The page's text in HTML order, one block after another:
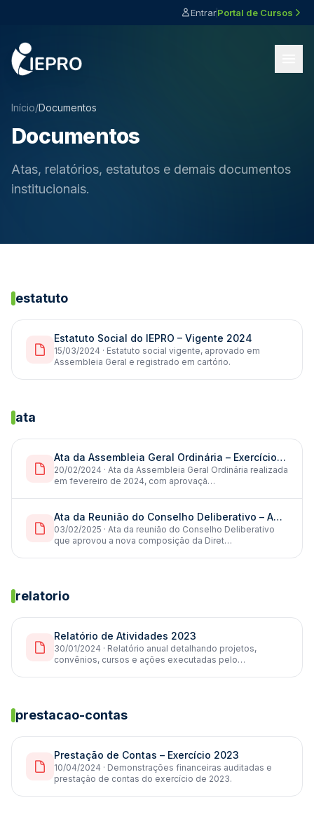
EntrarPortal de Cursos
Início/Documentos
Documentos
Atas, relatórios, estatutos e demais documentos
institucionais.
estatuto
Estatuto Social do IEPRO – Vigente 2024
15/03/2024 · Estatuto social vigente, aprovado em
Assembleia Geral e registrado em cartório.
ata
Ata da Assembleia Geral Ordinária – Exercício 2024
20/02/2024 · Ata da Assembleia Geral Ordinária realizada
em fevereiro de 2024, com aprovaçã…
Ata da Reunião do Conselho Deliberativo – Aprovação Nova Diretoria 2025–2027
03/02/2025 · Ata da reunião do Conselho Deliberativo
que aprovou a nova composição da Diret…
relatorio
Relatório de Atividades 2023
30/01/2024 · Relatório anual detalhando projetos,
convênios, cursos e ações executadas pelo…
prestacao-contas
Prestação de Contas – Exercício 2023
10/04/2024 · Demonstrações financeiras auditadas e
prestação de contas do exercício de 2023.